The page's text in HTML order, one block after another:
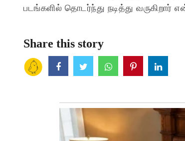
படங்களில் தொடர்ந்து நடித்து வருகிறார்
Share this story